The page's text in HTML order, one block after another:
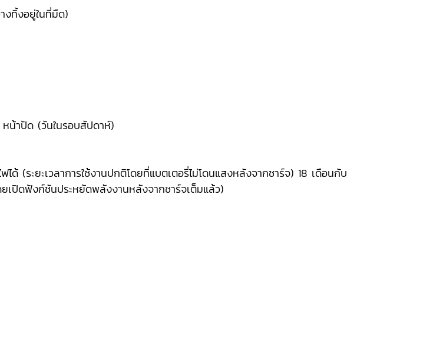
งทิ้งอยู่ในที่มืด)
น้าปัด (วันในรอบสัปดาห์)
ด้ (ระยะเวลาการใช้งานปกติโดยที่แบตเตอรี่ไม่โดนแสงหลังจากชาร์จ) 18 เดือนกับ
ยเปิดฟังก์ชันประหยัดพลังงานหลังจากชาร์จเต็มแล้ว)